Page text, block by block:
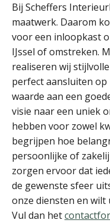
Bij Scheffers
maatwerk. Daarom
voor een inloopkast
IJssel of omstreken.
realiseren wij
perfect aansluiten op
waarde aan een
visie naar een uniek
hebben voor zowel
begrijpen hoe
persoonlijke of
zorgen ervoor dat
de gewenste sfeer
onze diensten en
Vul dan het